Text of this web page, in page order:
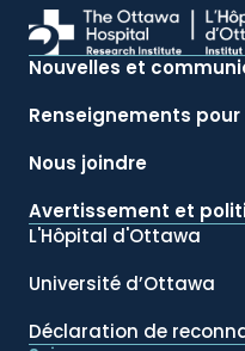
Nouvelles et
Renseignements
Nous joindre
Avertissement et
L'Hôpital d'Ottawa
Université d’Ottawa
Déclaration de